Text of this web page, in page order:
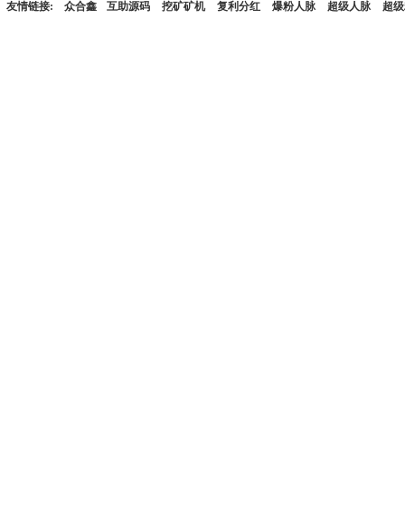
友情链接: 众合鑫 互助源码 挖矿矿机 复利分红 爆粉人脉 超级人脉 超